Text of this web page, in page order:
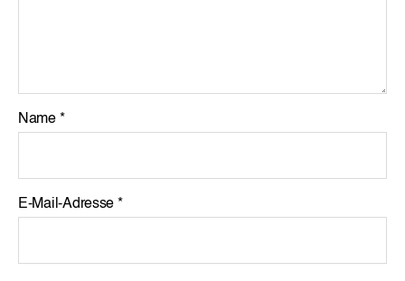
Name *
E-Mail-Adresse *